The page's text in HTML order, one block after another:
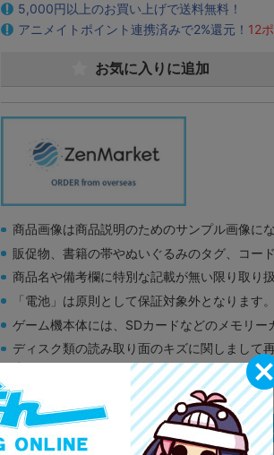
5,000円以上のお買い上げで送料無料！
アニメイトポイント連携済みで2%還元！ 12
お気に入りに追加
商品画像は商品説明のためのサンプル画像にな
販促物、書籍の帯やぬいぐるみのタグ、コー
商品名や備考欄に特別な記載が無い限り取り
「電池」は原則として保証対象外となります。
ゲーム機本体には、SDカードなどのメモリー
ディスク類の読み取り面のキズに関しまして
す。
※詳細につきましてはコチラ
状態違